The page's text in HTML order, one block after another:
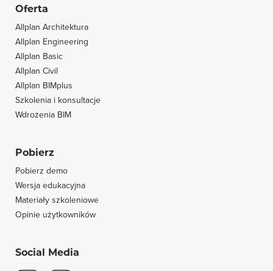
Oferta
Allplan Architektura
Allplan Engineering
Allplan Basic
Allplan Civil
Allplan BIMplus
Szkolenia i konsultacje
Wdrożenia BIM
Pobierz
Pobierz demo
Wersja edukacyjna
Materiały szkoleniowe
Opinie użytkowników
Social Media